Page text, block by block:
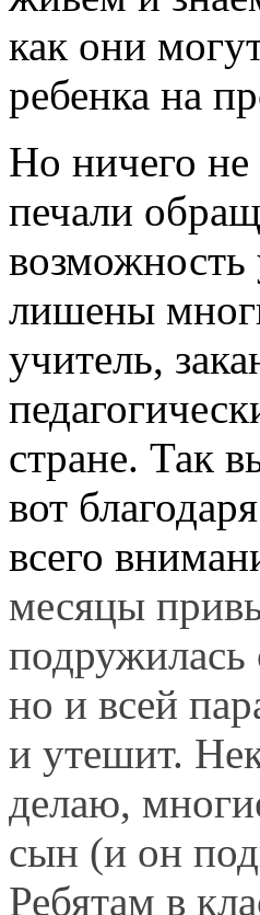
как они
ребенка на
Но ничего не
печали
лишены
учитель,
стране. Так
вот
всего
месяцы
подружилась
но и всей
и утешит.
делаю,
сын (и он
Ребятам в